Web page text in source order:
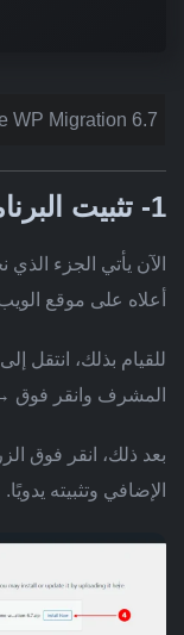
WP Migration 6.7
1- تثبيت البرنامج الإضافي
الآن يأتي الجزء الذي
أعلاه على موقع
للقيام بذلك، انتقل
المشرف وانقر فوق
بعد ذلك، انقر فوق
الإضافي وتثبيته يدويًا.